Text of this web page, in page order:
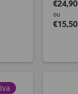
€24,90
ou
€15,50